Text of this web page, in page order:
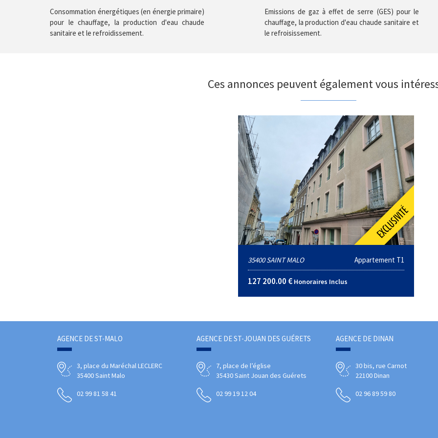
Consommation énergétiques (en énergie primaire)
pour le chauffage, la production d'eau chaude
sanitaire et le refroidissement.
Emissions de gaz à effet de serre (GES) pour le
chauffage, la production d'eau chaude sanitaire et
le refroisissement.
Ces annonces peuvent également vous
35400 SAINT MALO Appartement T1
127 200.00 € Honoraires Inclus
AGENCE DE ST-MALO
3, place du Maréchal LECLERC
35400 Saint Malo
02 99 81 58 41
AGENCE DE ST-JOUAN DES GUÉRETS
7, place de l’église
35430 Saint Jouan des Guérets
02 99 19 12 04
AGENCE DE DINAN
30 bis, rue Carnot
22100 Dinan
02 96 89 59 80